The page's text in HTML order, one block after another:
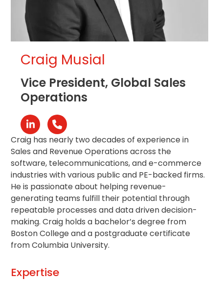
Craig Musial
Vice President, Global Sales
Operations
LinkedinNúmero
telefónico
Craig has nearly two decades of experience in
Sales and Revenue Operations across the
software, telecommunications, and e-commerce
industries with various public and PE-backed firms.
He is passionate about helping revenue-
generating teams fulfill their potential through
repeatable processes and data driven decision-
making. Craig holds a bachelor’s degree from
Boston College and a postgraduate certificate
from Columbia University.
Expertise